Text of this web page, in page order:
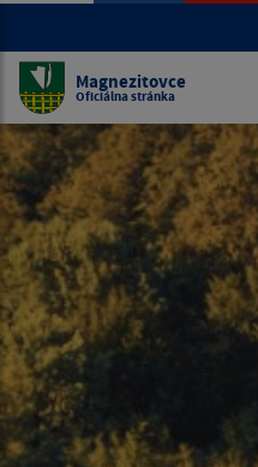
Magnezitovce
Oficiálna stránka